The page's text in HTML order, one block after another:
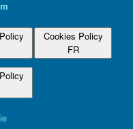
Cookies Policy
FR